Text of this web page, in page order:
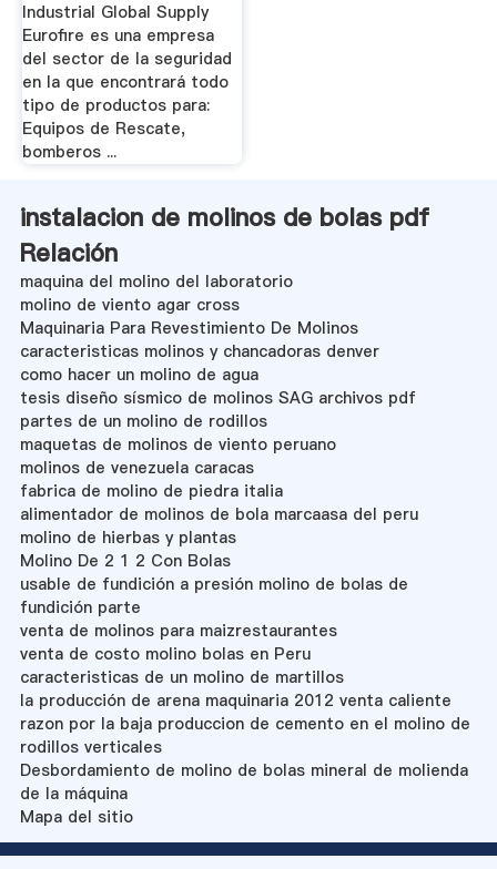
Industrial Global Supply
Eurofire es una empresa
del sector de la seguridad
en la que encontrará todo
tipo de productos para:
Equipos de Rescate,
bomberos ...
instalacion de molinos de bolas pdf
Relación
maquina del molino del laboratorio
molino de viento agar cross
Maquinaria Para Revestimiento De Molinos
caracteristicas molinos y chancadoras denver
como hacer un molino de agua
tesis diseño sísmico de molinos SAG archivos pdf
partes de un molino de rodillos
maquetas de molinos de viento peruano
molinos de venezuela caracas
fabrica de molino de piedra italia
alimentador de molinos de bola marcaasa del peru
molino de hierbas y plantas
Molino De 2 1 2 Con Bolas
usable de fundición a presión molino de bolas de
fundición parte
venta de molinos para maizrestaurantes
venta de costo molino bolas en Peru
caracteristicas de un molino de martillos
la producción de arena maquinaria 2012 venta caliente
razon por la baja produccion de cemento en el molino de
rodillos verticales
Desbordamiento de molino de bolas mineral de molienda
de la máquina
Mapa del sitio